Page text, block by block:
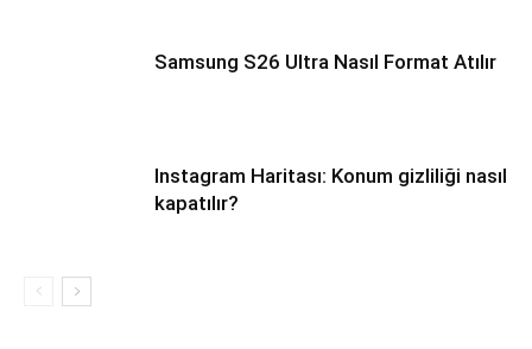
Samsung S26 Ultra Nasıl Format Atılır
Instagram Haritası: Konum gizliliği nasıl
kapatılır?